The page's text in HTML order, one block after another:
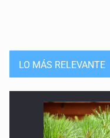
LO MÁS RELEVANTE